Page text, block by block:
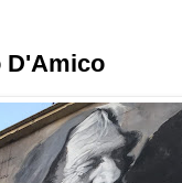
D'Amico